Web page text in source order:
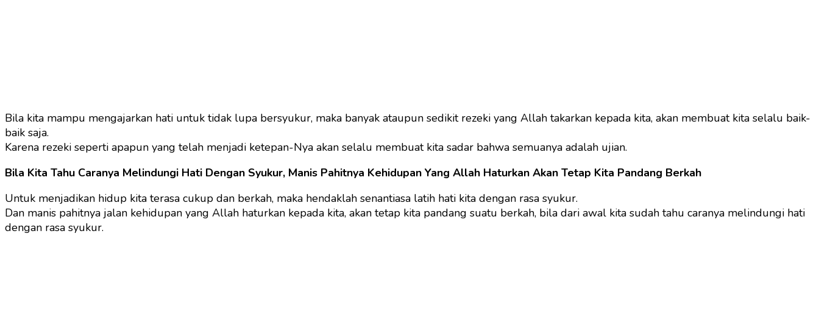
Bila kita mampu mengajarkan hati untuk tidak lupa bersyukur, maka banyak ataupun sedikit rezeki yang Allah takarkan kepada kita, akan membuat kita selalu baik-
baik saja.
Karena rezeki seperti apapun yang telah menjadi ketepan-Nya akan selalu membuat kita sadar bahwa semuanya adalah ujian.
Bila Kita Tahu Caranya Melindungi Hati Dengan Syukur, Manis Pahitnya Kehidupan Yang Allah Haturkan Akan Tetap Kita Pandang Berkah
Untuk menjadikan hidup kita terasa cukup dan berkah, maka hendaklah senantiasa latih hati kita dengan rasa syukur.
Dan manis pahitnya jalan kehidupan yang Allah haturkan kepada kita, akan tetap kita pandang suatu berkah, bila dari awal kita sudah tahu caranya melindungi hati
dengan rasa syukur.